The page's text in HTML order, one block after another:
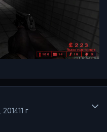
201411 г